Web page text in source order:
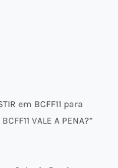
em BCFF11 para
VALE A PENA?”